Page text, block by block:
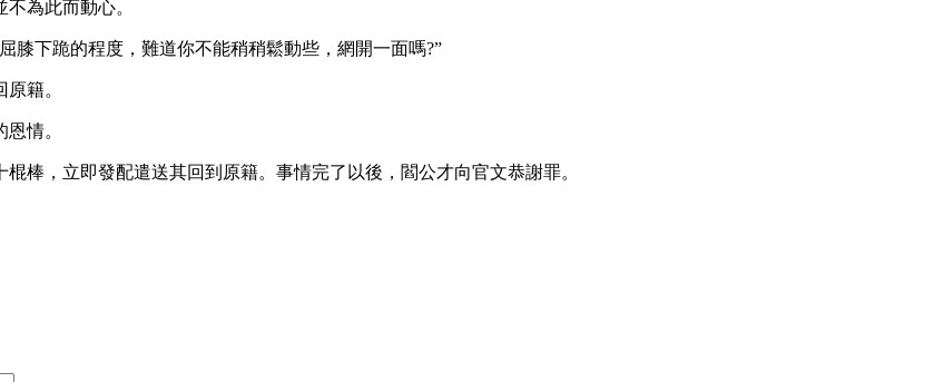
為此而動心。
膝下跪的程度，難道你不能稍稍鬆動些，網開一面嗎?”
籍。
情。
棒，立即發配遣送其回到原籍。事情完了以後，閻公才向官文恭謝罪。